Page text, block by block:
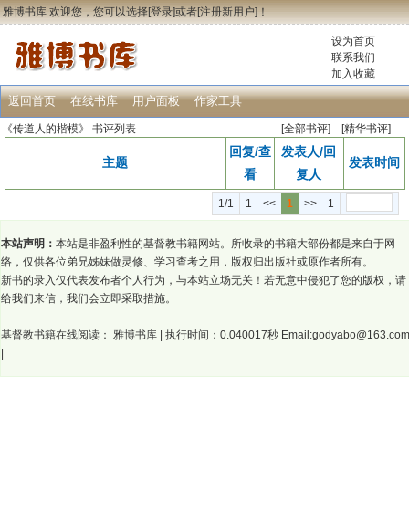
雅博书库 欢迎您，您可以选择[登录]或者[注册新用户]！
设为首页
联系我们
加入收藏
返回首页 在线书库 用户面板 作家工具
《传道人的楷模》 书评列表 [全部书评] [精华书评]
主题
回复/查
看
发表人/回
复人
发表时间
1/1 1 << 1 >> 1
本站声明： 本站是非盈利性的基督教书籍网站。所收录的书籍大部份都是来自于网
络，仅供各位弟兄姊妹做灵修、学习查考之用，版权归出版社或原作者所有。
新书的录入仅代表发布者个人行为，与本站立场无关！若无意中侵犯了您的版权，请
给我们来信，我们会立即采取措施。
基督教书籍在线阅读： 雅博书库 | 执行时间：0.040017秒 Email:godyabo@163.com